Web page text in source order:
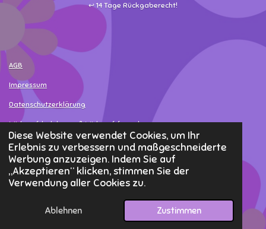
Diese Website verwendet Cookies, um Ihr
Erlebnis zu verbessern und maßgeschneiderte
Werbung anzuzeigen. Indem Sie auf
„Akzeptieren“ klicken, stimmen Sie der
Verwendung aller Cookies zu.
Ablehnen Zustimmen
↩️ 14 Tage Rückgaberecht!
AGB
Impressum
Datenschutzerklärung
Widerrufsbelehrung & Widerrufsformular
Versand- & Bezahlinformationen
Widerruf erklären
© 2025 - 2026 MamaLea